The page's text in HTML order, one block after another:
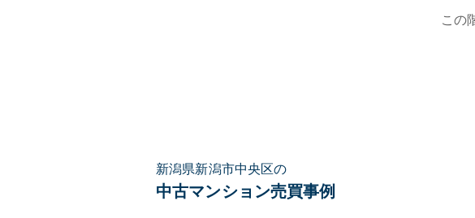
この
新潟県新潟市中央区の
中古マンション売買事例